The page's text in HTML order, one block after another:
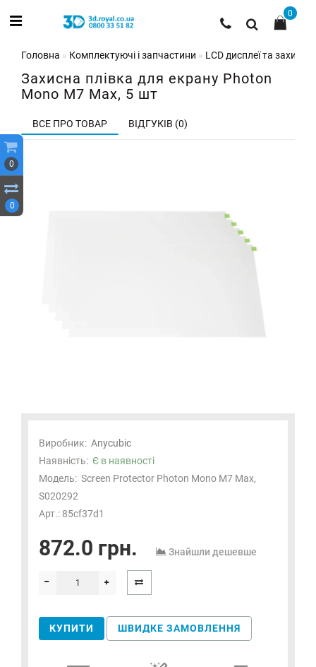
0
0
0
Головна Комплектуючі і запчастини LCD дисплеї та захисні
Захисна плівка для екрану Photon
Mono M7 Max, 5 шт
ВСЕ ПРО ТОВАР ВІДГУКІВ (0)
Виробник: Anycubic
Наявність: Є в наявності
Модель: Screen Protector Photon Mono M7 Max,
S020292
Арт.: 85cf37d1
872.0 грн. Знайшли дешевше
КУПИТИ ШВИДКЕ ЗАМОВЛЕННЯ